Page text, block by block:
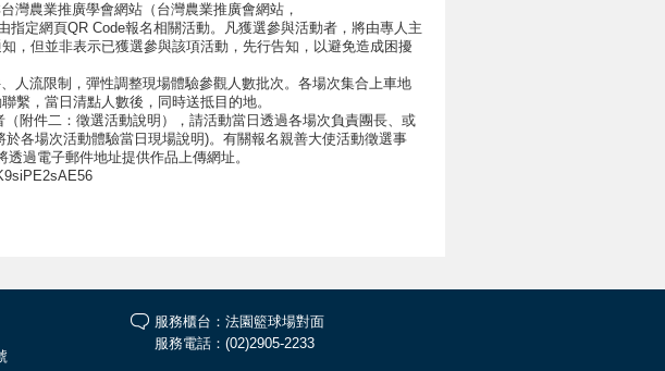
灣農業推廣學會網站（台灣農業推廣會網站，
指定網頁QR Code報名相關活動。凡獲選參與活動者，將由專人主
，但並非表示已獲選參與該項活動，先行告知，以避免造成困擾
人流限制，彈性調整現場體驗參觀人數批次。各場次集合上車地
繫，當日清點人數後，同時送抵目的地。
附件二：徵選活動說明），請活動當日透過各場次負責團長、或
各場次活動體驗當日現場說明)。有關報名親善大使活動徵選事
過電子郵件地址提供作品上傳網址。
服務櫃台：法園籃球場對面
服務電話：(02)2905-2233